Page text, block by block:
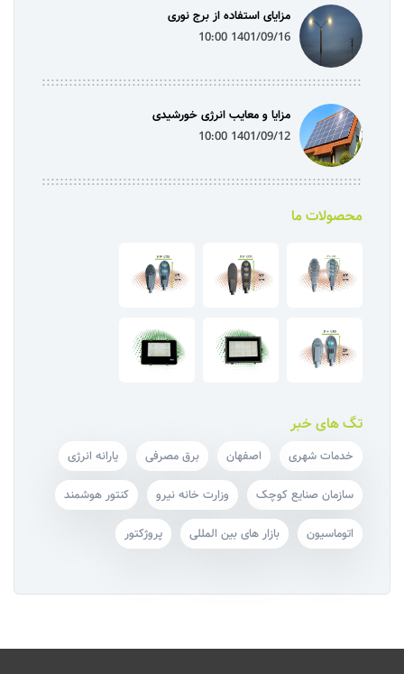
مزایای استفاده از برج نوری
1401/09/16 10:00
مزایا و معایب انرژی خورشیدی
1401/09/12 10:00
محصولات ما
تگ های خبر
خدمات شهری اصفهان برق مصرفی یارانه انرژی
سازمان صنایع کوچک وزارت خانه‌ نیرو کنتور هوشمند
اتوماسیون بازار های بین المللی پروژکتور